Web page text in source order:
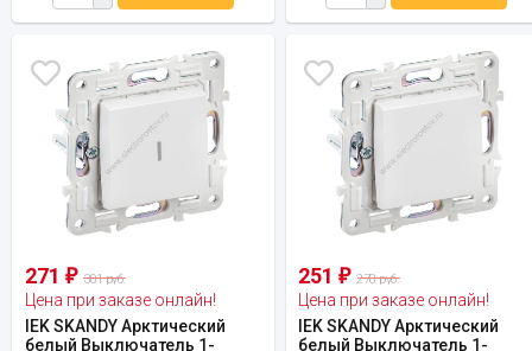
271 ₽ 301 руб.
Цена при заказе онлайн!
IEK SKANDY Арктический
белый Выключатель 1-
251₽ 278 руб.
Цена при заказе онлайн!
IEK SKANDY Арктический
белый Выключатель 1-